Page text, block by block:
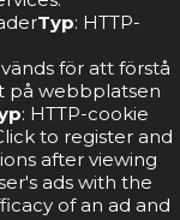
Typ: HTTP-
för att förstå
på webbplatsen
: HTTP-cookie
to register and
after viewing
ads with the
of an ad and